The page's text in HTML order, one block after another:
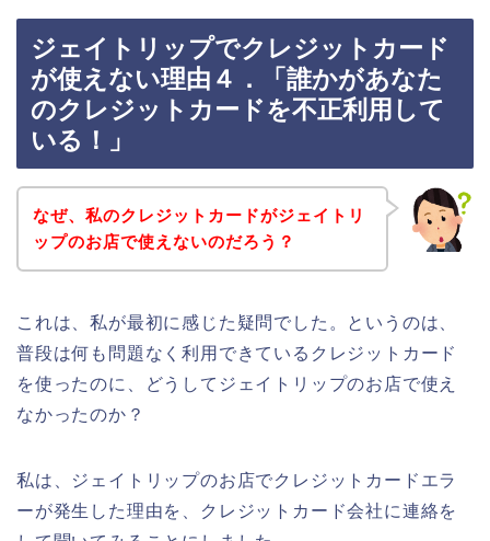
ジェイトリップでクレジットカード
が使えない理由４．「誰かがあなた
のクレジットカードを不正利用して
いる！」
なぜ、私のクレジットカードがジェイトリ
ップのお店で使えないのだろう？
これは、私が最初に感じた疑問でした。というのは、
普段は何も問題なく利用できているクレジットカード
を使ったのに、どうしてジェイトリップのお店で使え
なかったのか？
私は、ジェイトリップのお店でクレジットカードエラ
ーが発生した理由を、クレジットカード会社に連絡を